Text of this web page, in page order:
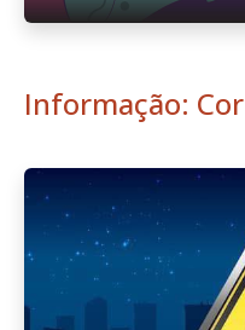
Informação: